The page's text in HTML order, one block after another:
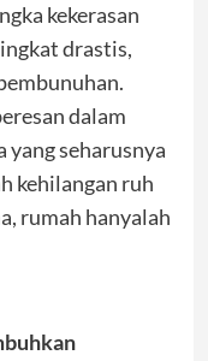
kekerasan
drastis,
dalam
yang seharusnya
kehilangan ruh
rumah hanyalah